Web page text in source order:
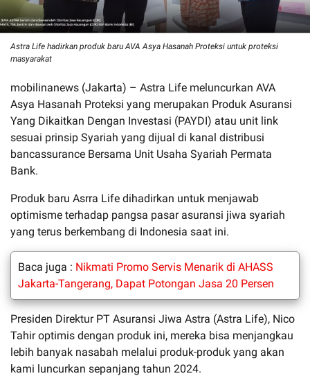
Astra Life hadirkan produk baru AVA Asya Hasanah Proteksi untuk proteksi
masyarakat
mobilinanews (Jakarta) – Astra Life meluncurkan AVA
Asya Hasanah Proteksi yang merupakan Produk Asuransi
Yang Dikaitkan Dengan Investasi (PAYDI) atau unit link
sesuai prinsip Syariah yang dijual di kanal distribusi
bancassurance Bersama Unit Usaha Syariah Permata
Bank.
Produk baru Asrra Life dihadirkan untuk menjawab
optimisme terhadap pangsa pasar asuransi jiwa syariah
yang terus berkembang di Indonesia saat ini.
Baca juga : Nikmati Promo Servis Menarik di AHASS
Jakarta-Tangerang, Dapat Potongan Jasa 20 Persen
Presiden Direktur PT Asuransi Jiwa Astra (Astra Life), Nico
Tahir optimis dengan produk ini, mereka bisa menjangkau
lebih banyak nasabah melalui produk-produk yang akan
kami luncurkan sepanjang tahun 2024.